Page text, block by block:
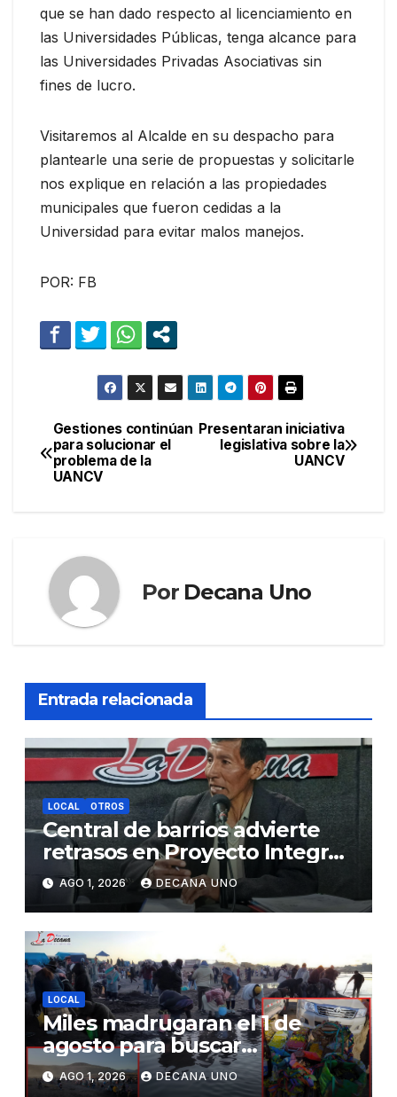
que se han dado respecto al licenciamiento en
las Universidades Públicas, tenga alcance para
las Universidades Privadas Asociativas sin
fines de lucro.
Visitaremos al Alcalde en su despacho para
plantearle una serie de propuestas y solicitarle
nos explique en relación a las propiedades
municipales que fueron cedidas a la
Universidad para evitar malos manejos.
POR: FB
Navegación
de
Presentaran iniciativa
legislativa sobre la
UANCV
Gestiones continúan
para solucionar el
problema de la
UANCV
Por Decana Uno
Entrada relacionada
LOCAL OTROS
Central de barrios advierte
retrasos en Proyecto Integral
de Agua y Alcantarillado para
Juliaca
AGO 1, 2026 DECANA UNO
LOCAL
Miles madrugaran el 1 de
agosto para buscar
piedrecillas en los ríos y
realizar la challa por la
AGO 1, 2026 DECANA UNO